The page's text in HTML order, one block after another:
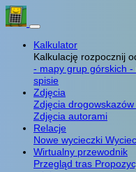
Kalkulator
Kalkulację rozpocznij
- mapy grup górskich -
spisie
Zdjęcia
Zdjęcia drogowskazów
Zdjęcia autorami
Relacje
Nowe wycieczki
Wirtualny przewodnik
Przegląd tras